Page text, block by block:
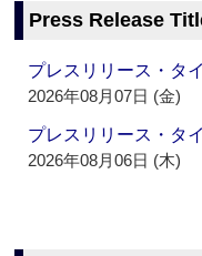
Press Release
プレスリリース・タ
2026年08月07日 (金)
プレスリリース・タ
2026年08月06日 (木)